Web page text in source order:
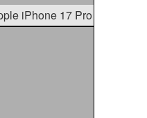
iPhone 17 Pro